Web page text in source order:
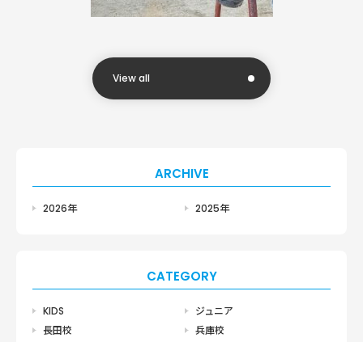
View all
ARCHIVE
2026年 2025年
CATEGORY
KIDS
ジュニア
長田校
兵庫校